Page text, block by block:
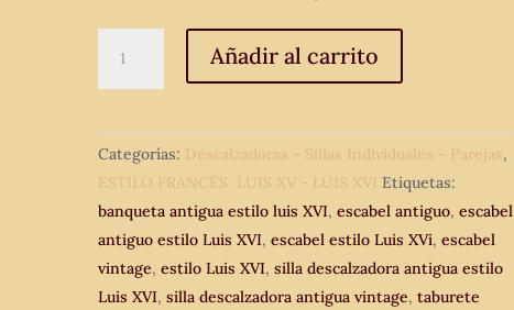
antigua
estilo
Luis
XVI
(74
cm).
Silla
descalzadora
Añadir al carrito
Categorías: Descalzadoras - Sillas Individuales - Parejas,
ESTILO FRANCÉS: LUIS XV - LUIS XVI Etiquetas:
banqueta antigua estilo luis XVI,escabel antiguo,escabel
antiguo estilo Luis XVI,escabel estilo Luis XVi,escabel
vintage,estilo Luis XVI,silla descalzadora antigua estilo
Luis XVI,silla descalzadora antigua vintage,taburete